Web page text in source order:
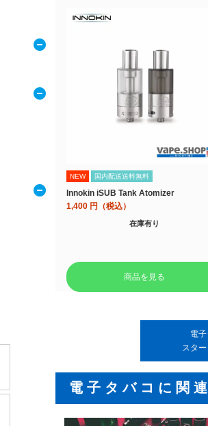
NEW 国内配送送料無料
Innokin iSUB Tank Atomizer
1,400 円（税込）
在庫有り
商品を見る
電
スタ
電子タバコに関